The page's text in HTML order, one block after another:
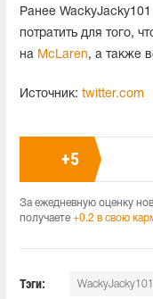
Ранее WackyJacky101
потратить для того,
на McLaren, а также
Источник: twitter.com
+5
За ежедневную оценку
получаете +0.2 в свою
Тэги: WackyJacky101